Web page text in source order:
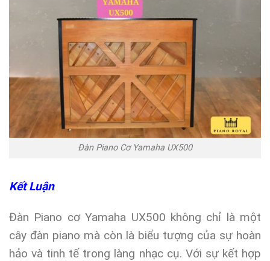
Đàn Piano Cơ Yamaha UX500
Kết Luận
Đàn Piano cơ Yamaha UX500 không chỉ là một
cây đàn piano mà còn là biểu tượng của sự hoàn
hảo và tinh tế trong làng nhạc cụ. Với sự kết hợp